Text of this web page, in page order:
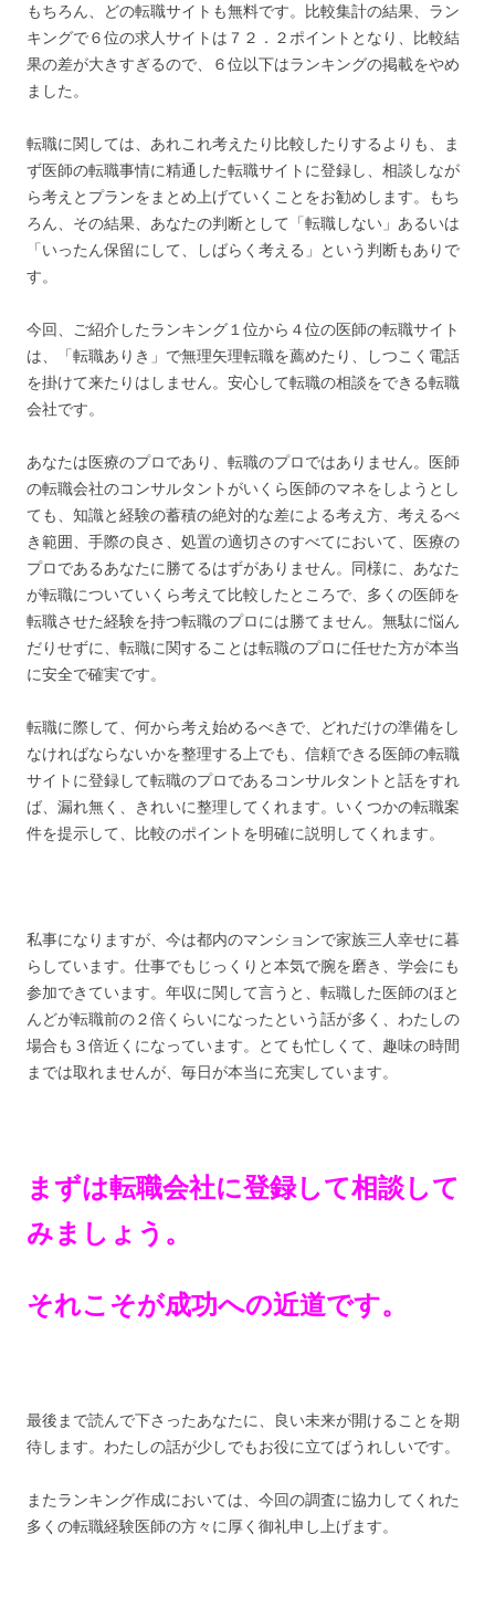
もちろん、どの転職サイトも無料です。比較集計の結果、ラン
キングで６位の求人サイトは７２．２ポイントとなり、比較結
果の差が大きすぎるので、６位以下はランキングの掲載をやめ
ました。
転職に関しては、あれこれ考えたり比較したりするよりも、ま
ず医師の転職事情に精通した転職サイトに登録し、相談しなが
ら考えとプランをまとめ上げていくことをお勧めします。もち
ろん、その結果、あなたの判断として「転職しない」あるいは
「いったん保留にして、しばらく考える」という判断もありで
す。
今回、ご紹介したランキング１位から４位の医師の転職サイト
は、「転職ありき」で無理矢理転職を薦めたり、しつこく電話
を掛けて来たりはしません。安心して転職の相談をできる転職
会社です。
あなたは医療のプロであり、転職のプロではありません。医師
の転職会社のコンサルタントがいくら医師のマネをしようとし
ても、知識と経験の蓄積の絶対的な差による考え方、考えるべ
き範囲、手際の良さ、処置の適切さのすべてにおいて、医療の
プロであるあなたに勝てるはずがありません。同様に、あなた
が転職についていくら考えて比較したところで、多くの医師を
転職させた経験を持つ転職のプロには勝てません。無駄に悩ん
だりせずに、転職に関することは転職のプロに任せた方が本当
に安全で確実です。
転職に際して、何から考え始めるべきで、どれだけの準備をし
なければならないかを整理する上でも、信頼できる医師の転職
サイトに登録して転職のプロであるコンサルタントと話をすれ
ば、漏れ無く、きれいに整理してくれます。いくつかの転職案
件を提示して、比較のポイントを明確に説明してくれます。
私事になりますが、今は都内のマンションで家族三人幸せに暮
らしています。仕事でもじっくりと本気で腕を磨き、学会にも
参加できています。年収に関して言うと、転職した医師のほと
んどが転職前の２倍くらいになったという話が多く、わたしの
場合も３倍近くになっています。とても忙しくて、趣味の時間
までは取れませんが、毎日が本当に充実しています。
まずは転職会社に登録して相談して
みましょう。
それこそが成功への近道です。
最後まで読んで下さったあなたに、良い未来が開けることを期
待します。わたしの話が少しでもお役に立てばうれしいです。
またランキング作成においては、今回の調査に協力してくれた
多くの転職経験医師の方々に厚く御礼申し上げます。